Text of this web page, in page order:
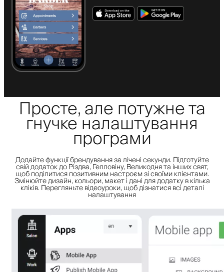
Просте, але потужне та
гнучке налаштування
програми
Додайте функції брендування за лічені секунди. Підготуйте
свій додаток до Різдва, Гелловіну, Великодня та інших свят,
щоб поділитися позитивним настроєм зі своїми клієнтами.
Змінюйте дизайн, кольори, макет і дані для додатку в кілька
кліків. Перегляньте відеоуроки, щоб дізнатися всі деталі
налаштування